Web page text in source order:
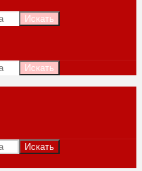
Искать
Искать
Искать